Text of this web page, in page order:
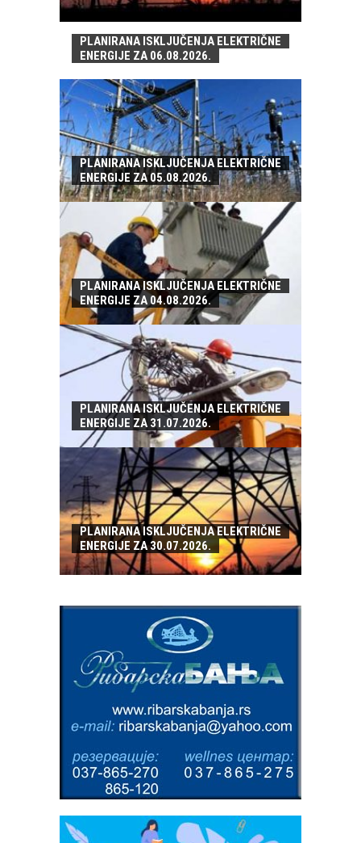
PLANIRANA ISKLJUČENJA ELEKTRIČNE
ENERGIJE ZA 06.08.2026.
PLANIRANA ISKLJUČENJA ELEKTRIČNE
ENERGIJE ZA 05.08.2026.
PLANIRANA ISKLJUČENJA ELEKTRIČNE
ENERGIJE ZA 04.08.2026.
PLANIRANA ISKLJUČENJA ELEKTRIČNE
ENERGIJE ZA 31.07.2026.
PLANIRANA ISKLJUČENJA ELEKTRIČNE
ENERGIJE ZA 30.07.2026.